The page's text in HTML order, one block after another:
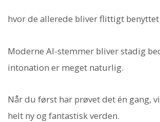
hvor de allerede bliver flittigt benyttet.
Moderne AI-stemmer bliver stadig
intonation er meget naturlig.
Når du først har prøvet det én gang,
helt ny og fantastisk verden.